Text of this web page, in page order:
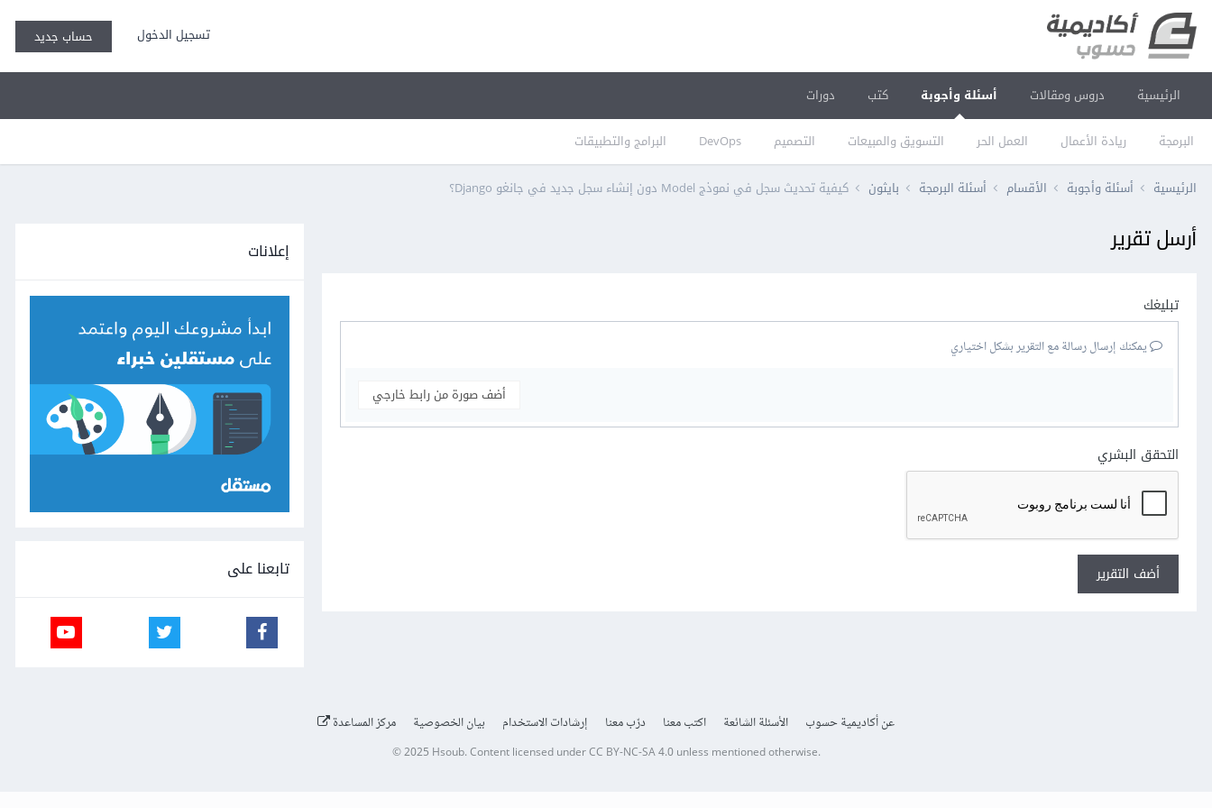
تسجيل الدخول حساب جديد
الرئيسية دروس ومقالات أسئلة وأجوبة
البرمجة ريادة الأعمال العمل الحر التسويق والمبيعات التصميم DevOps البرامج والتطبيقات
كتب دورات
الرئيسية أسئلة وأجوبة الأقسام أسئلة البرمجة بايثون كيفية تحديث سجل في نموذج Model دون إنشاء سجل جديد في جانغو Django؟
أرسل تقرير
تبليغك
يمكنك إرسال رسالة مع التقرير بشكل اختياري
أضف صورة من رابط خارجي
التحقق البشري
أضف التقرير
إعلانات
تابعنا على
عن أكاديمية حسوب الأسئلة الشائعة اكتب معنا درّب معنا إرشادات الاستخدام بيان الخصوصية مركز المساعدة
© 2025 Hsoub.Content licensed underCC BY-NC-SA 4.0unless mentioned otherwise.